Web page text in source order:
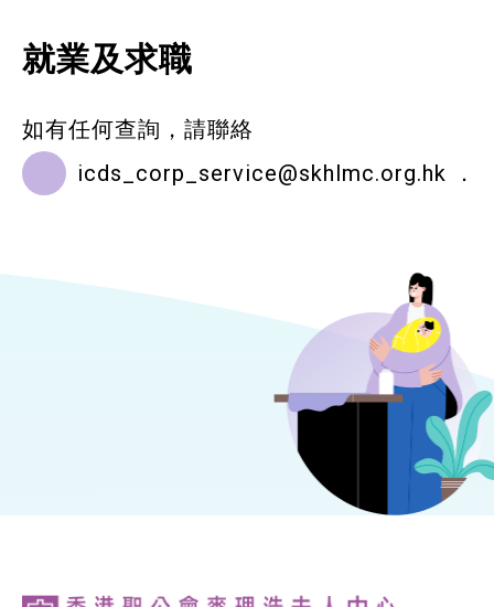
就業及求職
如有任何查詢，請聯絡
icds_corp_service@skhlmc.org.hk ．